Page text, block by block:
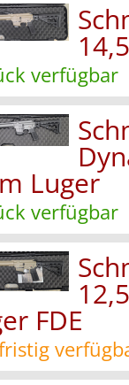
verfügbar
Luger
verfügbar
FDE